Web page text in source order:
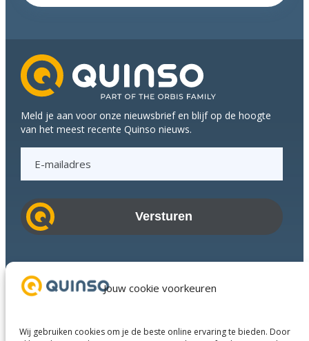
Jouw cookie voorkeuren
Wij gebruiken cookies om je de beste online ervaring te bieden. Door
mouwen
elkaar
tijdens
Q-
meeting
Meld je aan voor onze nieuwsbrief en blijf op de hoogte
van het meest recente Quinso nieuws.
a
i
a
d
r
s
Succesverhalen
Over ons